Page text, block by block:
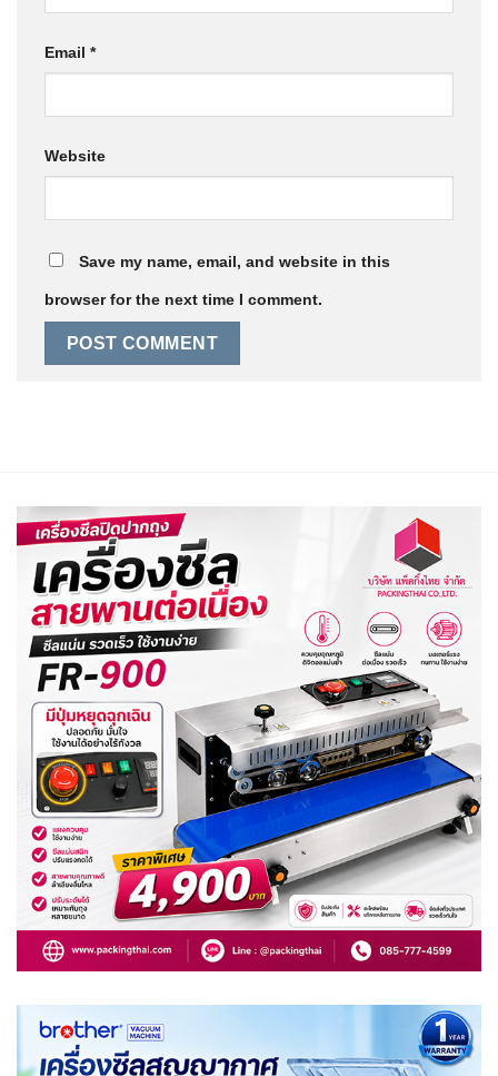
Email *
Website
Save my name, email, and website in this
browser for the next time I comment.